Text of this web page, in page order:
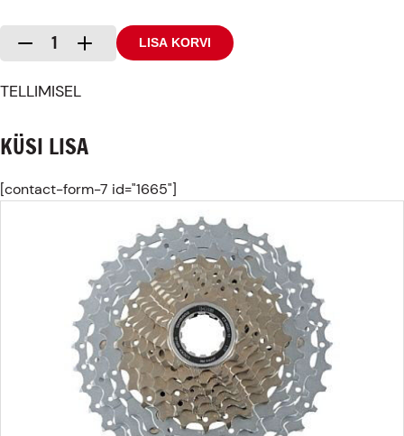
TEENUSED
BLOGI
Shimano
11-
10k
kogus
+ LISA KORVI
TELLIMISEL
KÜSI LISA
[contact-form-7 id="1665"]